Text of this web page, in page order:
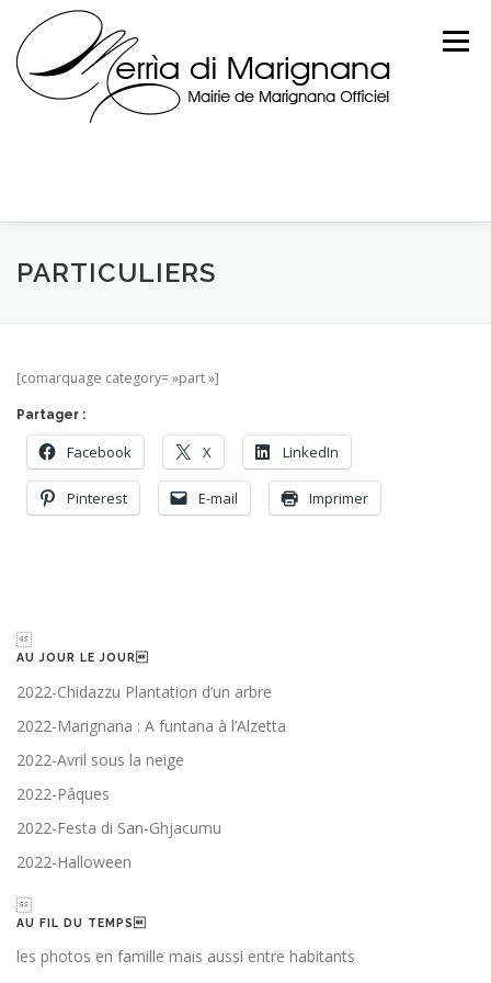
content
Menu
PARTICULIERS
[comarquage category= »part »]
Partager :
Facebook X LinkedIn
Pinterest E-mail Imprimer
AU JOUR LE JOUR
2022-Chidazzu Plantation d’un arbre
2022-Marignana : A funtana à l’Alzetta
2022-Avril sous la neige
2022-Pâques
2022-Festa di San-Ghjacumu
2022-Halloween
AU FIL DU TEMPS
les photos en famille mais aussi entre habitants